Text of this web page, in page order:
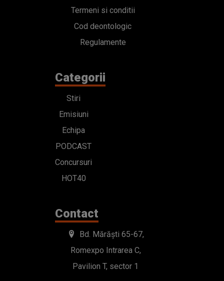
Termeni si conditii
Cod deontologic
Regulamente
Categorii
Stiri
Emisiuni
Echipa
PODCAST
Concursuri
HOT40
Contact
Bd. Mărăști 65-67,
Romexpo Intrarea C,
Pavilion T, sector 1